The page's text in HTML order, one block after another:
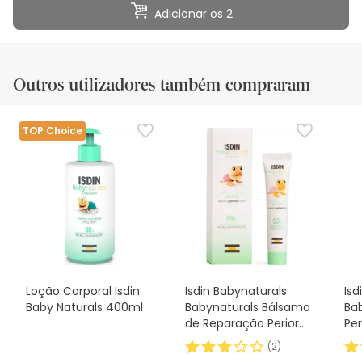
Adicionar os 2
Outros utilizadores também compraram
TOP Choice
Loção Corporal Isdin
Baby Naturals 400ml
Isdin Babynaturals
Babynaturals Bálsamo
de Reparação Perioral
15ml
(2)